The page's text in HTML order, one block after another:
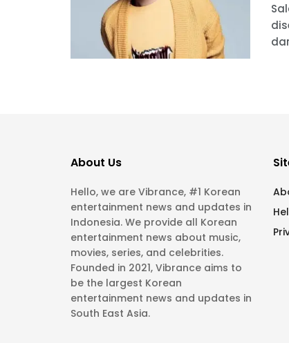
About Us
Hello, we are Vibrance, #1 Korean
entertainment news and updates in
Indonesia. We provide all Korean
entertainment news about music,
movies, series, and celebrities.
Founded in 2021, Vibrance aims to
be the largest Korean
entertainment news and updates in
South East Asia.